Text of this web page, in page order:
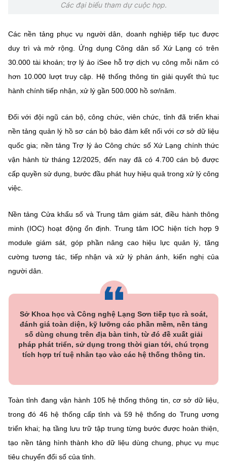
Giám đốc Trung tâm Truyền thông Khoa học và Công nghệ.
Liên hệ
Địa chỉ: Ban Biên tập Cổng TTĐT - 18 Nguyễn Du, TP. Hà Nội
Điện thoại: 024 3936 9506
©2026 Bản quyền thuộc Bộ Khoa Học và Công Nghệ
website này)
Các đại biểu tham dự cuộc họp.
Các nền tảng phục vụ người dân, doanh nghiệp tiếp tục được
duy trì và mở rộng. Ứng dụng Công dân số Xứ Lạng có trên
30.000 tài khoản; trợ lý ảo iSee hỗ trợ dịch vụ công mỗi năm có
hơn 10.000 lượt truy cập. Hệ thống thông tin giải quyết thủ tục
hành chính tiếp nhận, xử lý gần 500.000 hồ sơ/năm.
Đối với đội ngũ cán bộ, công chức, viên chức, tỉnh đã triển khai
nền tảng quản lý hồ sơ cán bộ bảo đảm kết nối với cơ sở dữ liệu
quốc gia; nền tảng Trợ lý ảo Công chức số Xứ Lạng chính thức
vận hành từ tháng 12/2025, đến nay đã có 4.700 cán bộ được
cấp quyền sử dụng, bước đầu phát huy hiệu quả trong xử lý công
việc.
Nền tảng Cửa khẩu số và Trung tâm giám sát, điều hành thông
minh (IOC) hoạt động ổn định. Trung tâm IOC hiện tích hợp 9
module giám sát, góp phần nâng cao hiệu lực quản lý, tăng
cường tương tác, tiếp nhận và xử lý phản ánh, kiến nghị của
người dân.
Sở Khoa học và Công nghệ Lạng Sơn tiếp tục rà soát,
đánh giá toàn diện, kỹ lưỡng các phần mềm, nền tảng
số dùng chung trên địa bàn tỉnh, từ đó đề xuất giải
pháp phát triển, sử dụng trong thời gian tới, chú trọng
tích hợp trí tuệ nhân tạo vào các hệ thống thông tin.
Toàn tỉnh đang vận hành 105 hệ thống thông tin, cơ sở dữ liệu,
trong đó 46 hệ thống cấp tỉnh và 59 hệ thống do Trung ương
triển khai; hạ tầng lưu trữ tập trung từng bước được hoàn thiện,
tạo nền tảng hình thành kho dữ liệu dùng chung, phục vụ mục
tiêu chuyển đổi số của tỉnh.